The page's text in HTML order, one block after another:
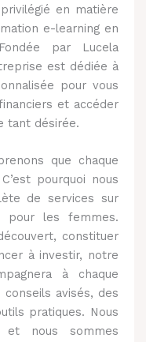
en matière
e-learning en
par Lucela
est dédiée à
pour vous
et accéder
tant désirée.
que chaque
pourquoi nous
de services sur
pour les femmes.
constituer
à investir, notre
à chaque
avisés, des
pratiques. Nous
nous sommes